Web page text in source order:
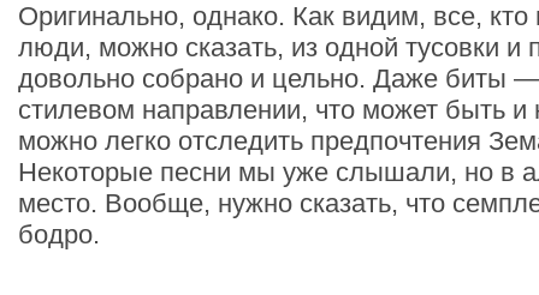
Оригинально, однако. Как видим, все,
люди, можно сказать, из одной тусовки и
довольно собрано и цельно. Даже биты
стилевом направлении, что может быть и
можно легко отследить предпочтения
Некоторые песни мы уже слышали, но в
место. Вообще, нужно сказать, что
бодро.